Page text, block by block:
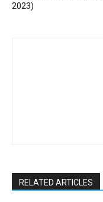
2023)
RELATED ARTICLES